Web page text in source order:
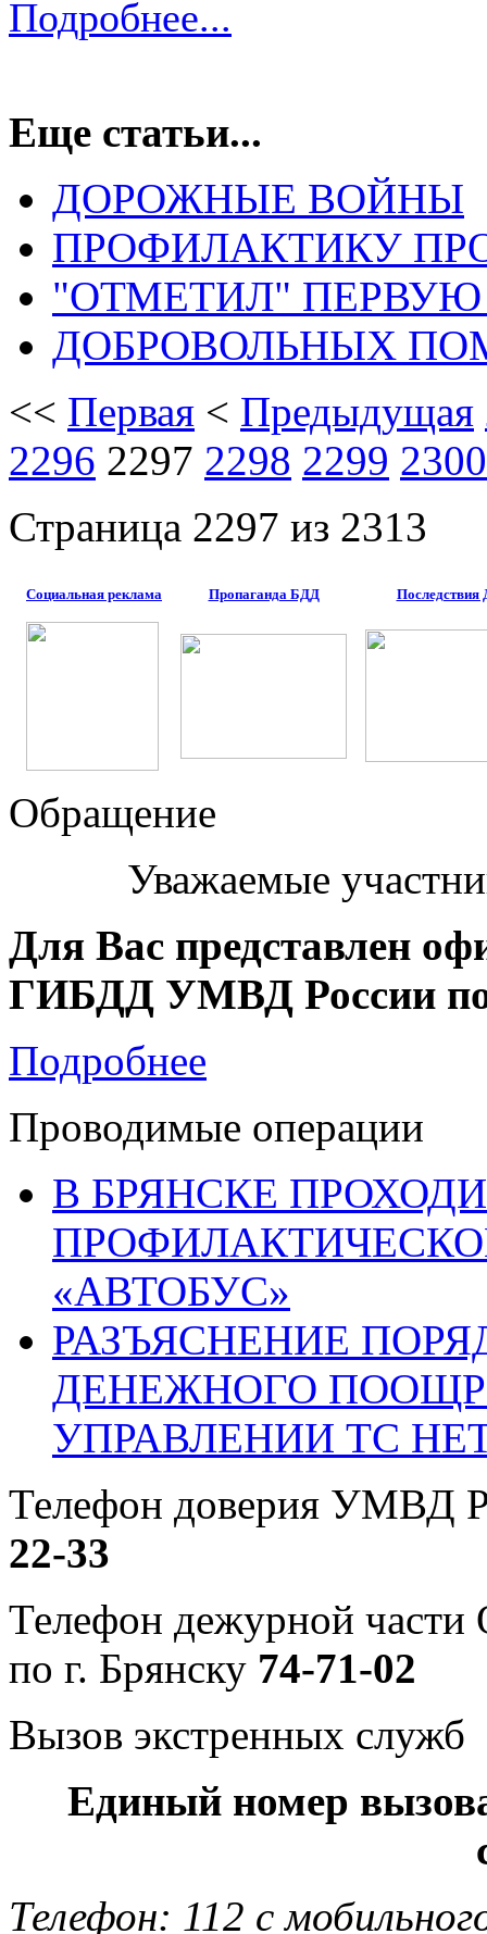
Подробнее...
Еще статьи...
ДОРОЖНЫЕ ВОЙНЫ
ПРОФИЛАКТИКУ
"ОТМЕТИЛ" ПЕРВУЮ
ДОБРОВОЛЬНЫХ
<< Первая < Предыдущая
2296 2297 2298 2299 2300
Страница 2297 из 2313
Социальная реклама Пропаганда БДД
Обращение
Уважаемые
Для Вас представлен
ГИБДД УМВД России по
Подробнее
Проводимые операции
В БРЯНСКЕ
«АВТОБУС»
РАЗЪЯСНЕНИЕ
ДЕНЕЖНОГО
УПРАВЛЕНИИ ТС
Телефон доверия УМВД
22-33
Телефон дежурной
по г. Брянску 74-71-02
Вызов экстренных служб
Единый номер
Телефон: 112 с